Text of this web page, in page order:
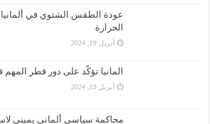
عودة الطقس الشتوي في ألمانيا
الحرارة
أبريل 19, 2024
المانيا تؤكّد على دور قطر
أبريل 19, 2024
محاكمة سياسي ألماني يميني